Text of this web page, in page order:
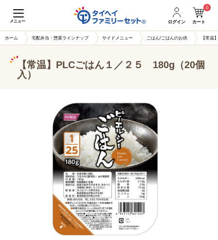
メニュー ログイン カート
0
ホーム 宅配弁当・惣菜ラインナップ サイドメニュー ごはん/ごはんのお供 【常温
【常温】PLCごはん１／２５ 180g（20個
入）